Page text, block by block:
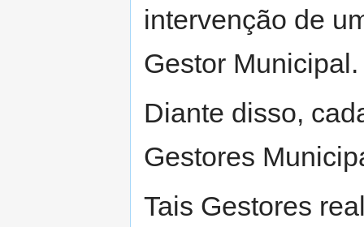
intervenção de
Gestor Municipal.
Diante disso,
Gestores
Tais Gestores